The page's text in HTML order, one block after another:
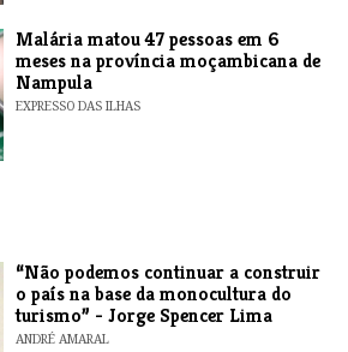
​Malária matou 47 pessoas em 6
meses na província moçambicana de
Nampula
EXPRESSO DAS ILHAS
“Não podemos continuar a construir
o país na base da monocultura do
turismo” - Jorge Spencer Lima
ANDRÉ AMARAL